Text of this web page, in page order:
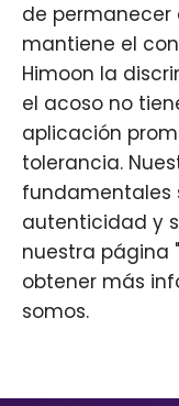
de permanecer
mantiene el
Himoon la
el acoso no
aplicación
tolerancia.
fundamentales
autenticidad y
nuestra página
obtener más
somos.